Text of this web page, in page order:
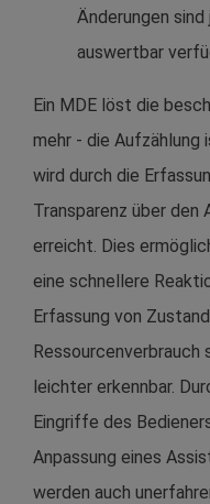
Änderungen
auswertbar
Ein MDE löst die
mehr - die Aufzählung
wird durch die
Transparenz über
erreicht. Dies
eine schnellere
Erfassung von
Ressourcenverbrauch
leichter erkennbar.
Eingriffe des
Anpassung eines
werden auch